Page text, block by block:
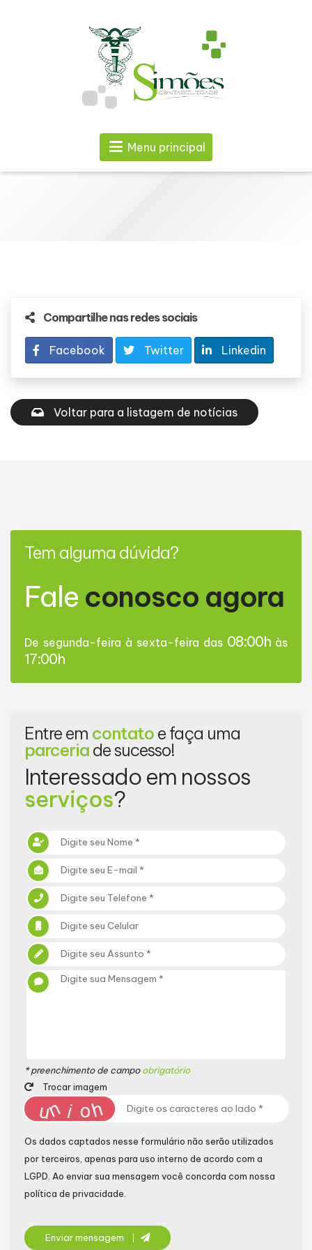
Menu principal
Compartilhe nas redes sociais
Facebook Twitter Linkedin
Voltar para a listagem de notícias
Tem alguma dúvida?
Fale conosco agora
De segunda-feira à sexta-feira das 08:00h às
17:00h
Entre em contato e faça uma
parceria de sucesso!
Interessado em nossos
serviços?
* preenchimento de campoobrigatório
Trocar imagem
Os dados captados nesse formulário não serão utilizados
por terceiros, apenas para uso interno de acordo com a
LGPD. Ao enviar sua mensagem você concorda com nossa
política de privacidade.
Enviar mensagem